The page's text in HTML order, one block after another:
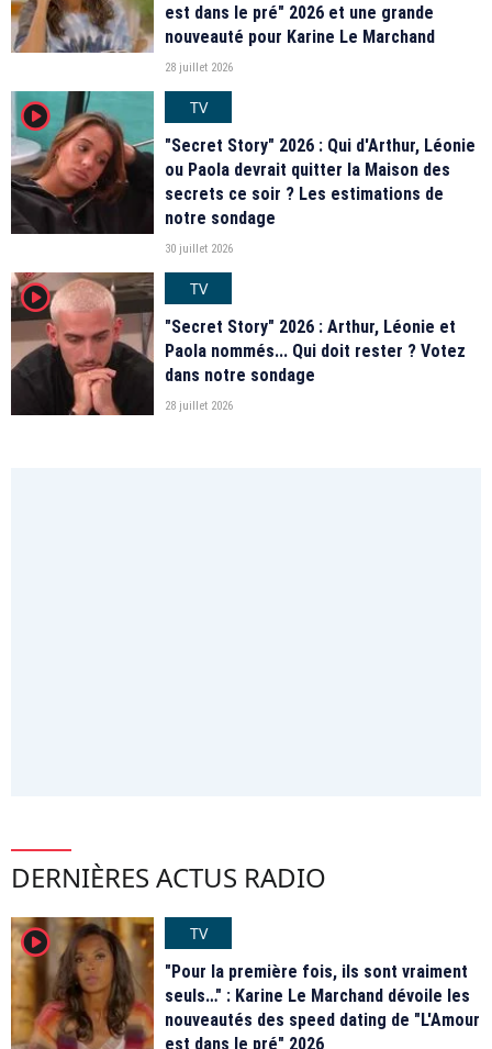
est dans le pré" 2026 et une grande
nouveauté pour Karine Le Marchand
28 juillet 2026
player2
TV
"Secret Story" 2026 : Qui d'Arthur, Léonie
ou Paola devrait quitter la Maison des
secrets ce soir ? Les estimations de
notre sondage
30 juillet 2026
player2
TV
"Secret Story" 2026 : Arthur, Léonie et
Paola nommés... Qui doit rester ? Votez
dans notre sondage
28 juillet 2026
DERNIÈRES ACTUS RADIO
player2
TV
"Pour la première fois, ils sont vraiment
seuls…" : Karine Le Marchand dévoile les
nouveautés des speed dating de "L'Amour
est dans le pré" 2026